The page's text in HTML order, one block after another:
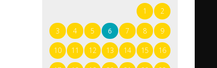
1 2
3 4 5 6 7 8 9
10 11 12 13 14 15 16